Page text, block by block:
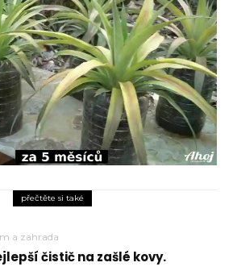
přečtěte si také
a zahrada
čistič na zašlé kovy.